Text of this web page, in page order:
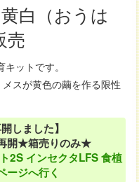
白（おうは
売
ットです。
スが黄色の繭を作る限性
しました】
開★箱売りのみ★
2S インセクタLFS 食植
ージへ行く